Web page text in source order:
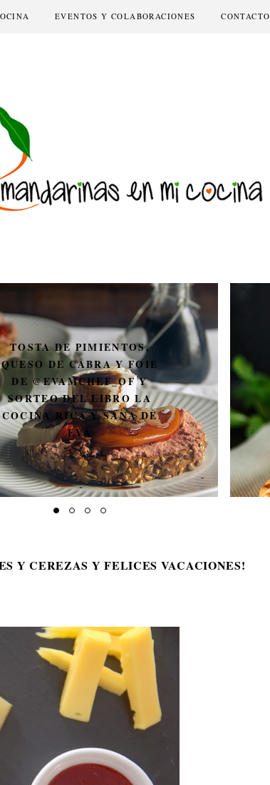
EVENTOS Y COLABORACIONES CONTACTO
TOSTA DE PIMIENTOS,
QUESO DE CABRA Y FOIE
DE @EVAMCHEF_OF Y
SORTEO DEL LIBRO LA
COCINA RICA Y SANA DE
EVA
Y CEREZAS Y FELICES VACACIONES!